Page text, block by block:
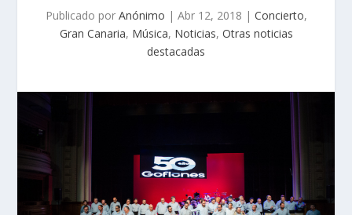
Publicado por Anónimo | Abr 12, 2018 | Concierto,
Gran Canaria, Música, Noticias, Otras noticias
destacadas